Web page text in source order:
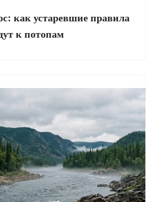
как устаревшие правила
к потопам